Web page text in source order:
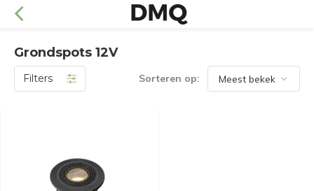
Grondspots 12V
Filters Sorteren op: